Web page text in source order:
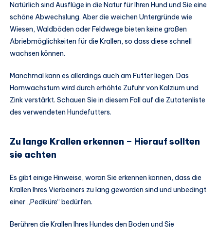
Natürlich sind Ausflüge in die Natur für Ihren Hund und Sie eine
schöne Abwechslung. Aber die weichen Untergründe wie
Wiesen, Waldböden oder Feldwege bieten keine großen
Abriebmöglichkeiten für die Krallen, so dass diese schnell
wachsen können.
Manchmal kann es allerdings auch am Futter liegen. Das
Hornwachstum wird durch erhöhte Zufuhr von Kalzium und
Zink verstärkt. Schauen Sie in diesem Fall auf die Zutatenliste
des verwendeten Hundefutters.
Zu lange Krallen erkennen – Hierauf sollten
sie achten
Es gibt einige Hinweise, woran Sie erkennen können, dass die
Krallen Ihres Vierbeiners zu lang geworden sind und unbedingt
einer „Pediküre“ bedürfen.
Berühren die Krallen Ihres Hundes den Boden und Sie